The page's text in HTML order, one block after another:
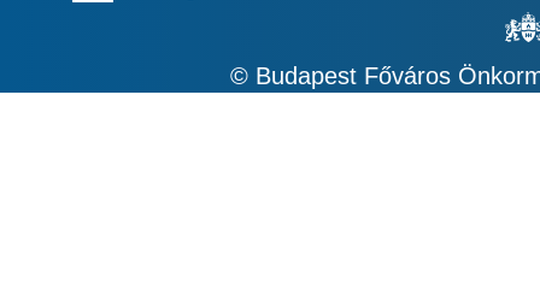
© Budapest Főváros